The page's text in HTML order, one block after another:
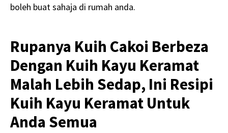
boleh buat sahaja di rumah anda.
Rupanya Kuih Cakoi Berbeza
Dengan Kuih Kayu Keramat
Malah Lebih Sedap, Ini Resipi
Kuih Kayu Keramat Untuk
Anda Semua